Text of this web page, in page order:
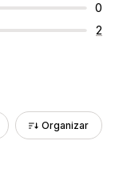
0
2
Organizar